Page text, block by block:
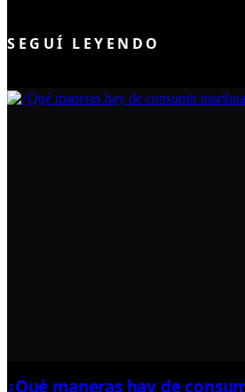
SEGUÍ LEYENDO
¿Qué maneras hay de